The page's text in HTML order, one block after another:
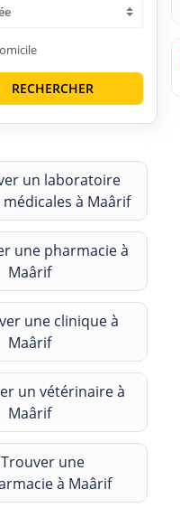
RECHERCHER
un laboratoire
à Maârif
une pharmacie à
Maârif
une clinique à
Maârif
un vétérinaire à
Maârif
Trouver une
à Maârif